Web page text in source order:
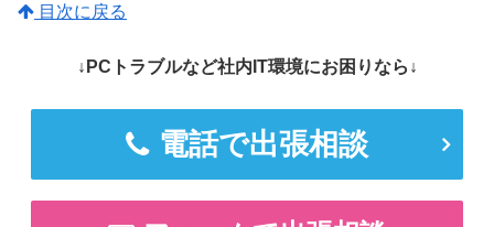
目次に戻る
↓PCトラブルなど社内IT環境にお困りなら↓
電話で出張相談